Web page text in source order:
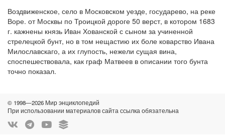
Воздвиженское, село в Московском уезде, государево, на реке
Воре. от Москвы по Троицкой дороге 50 верст, в котором 1683
г. кажнены князь Иван Хованской с сыном за учиненной
стрелецкой бунт, но в том нещастию их боле коварство Ивана
Милославскаго, а их глупость, нежели сущая вина,
споспешествовала, как граф Матвеев в описании того бунта
точно показал.
© 1998—2026 Мир энциклопедий
При использовании материалов сайта ссылка обязательна